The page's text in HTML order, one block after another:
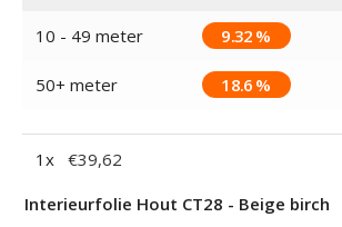
10 - 49 meter 9.32 %
50+ meter 18.6 %
1 x €39,62
Interieurfolie Hout CT28 - Beige birch